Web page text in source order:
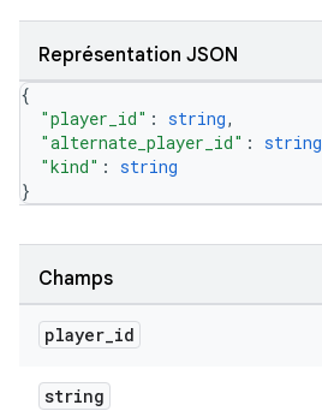
Représentation JSON
{
"player_id" : string,
"alternate_player_id" : string
"kind" : string
}
Champs
player_id
string